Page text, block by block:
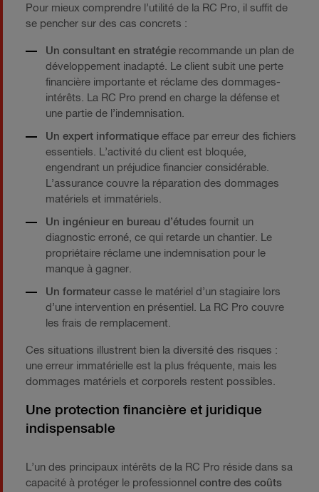
Pour mieux comprendre l’utilité de la RC Pro, il suffit de
se pencher sur des cas concrets :
Un consultant en stratégie recommande un plan de
développement inadapté. Le client subit une perte
financière importante et réclame des dommages-
intérêts. La RC Pro prend en charge la défense et
une partie de l’indemnisation.
Un expert informatique efface par erreur des fichiers
essentiels. L’activité du client est bloquée,
engendrant un préjudice financier considérable.
L’assurance couvre la réparation des dommages
matériels et immatériels.
Un ingénieur en bureau d’études fournit un
diagnostic erroné, ce qui retarde un chantier. Le
propriétaire réclame une indemnisation pour le
manque à gagner.
Un formateurcasse le matériel d’un stagiaire lors
d’une intervention en présentiel. La RC Pro couvre
les frais de remplacement.
Ces situations illustrent bien la diversité des risques :
une erreur immatérielle est la plus fréquente, mais les
dommages matériels et corporels restent possibles.
Une protection financière et juridique
indispensable
L’un des principaux intérêts de la RC Pro réside dans sa
capacité à protéger le professionnel contre des coûts